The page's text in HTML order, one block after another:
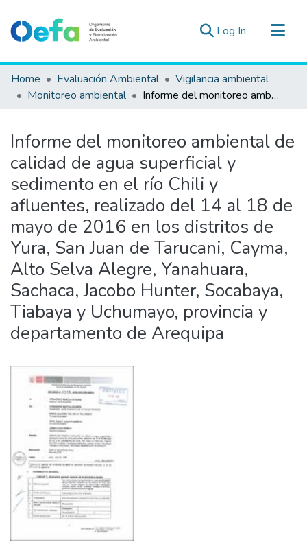
Log In (current)
Communities & Collections
All of DSpace
Estad. Externas
Guias ▾
Home Evaluación Ambiental
Vigilancia ambiental
Monitoreo ambiental
Informe del monitoreo ambiental de calidad de agua superficial y sedimento en el río Chili y afluentes, realizado del 14 al 18 de mayo de 2016 en los distritos de Yura, San Juan de Tarucani, Cayma, Alto Selva Alegre, Yanahuara, Sachaca, Jacobo Hunter, Socabaya, Tiabaya y Uchumayo, provincia y departamento de Arequipa
Informe del monitoreo ambiental de
calidad de agua superficial y
sedimento en el río Chili y
afluentes, realizado del 14 al 18 de
mayo de 2016 en los distritos de
Yura, San Juan de Tarucani, Cayma,
Alto Selva Alegre, Yanahuara,
Sachaca, Jacobo Hunter, Socabaya,
Tiabaya y Uchumayo, provincia y
departamento de Arequipa